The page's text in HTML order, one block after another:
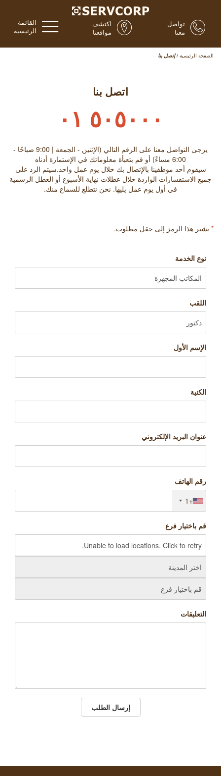
القائمة
الرئيسية
اكتشف
مواقعنا
تواصل
معنا
الصفحة الرئيسية / إتصل بنا
اتصل بنا
٥٠٥٠٠٠ ٠١
يرجى التواصل معنا على الرقم التالي (الإثنين - الجمعة | 9:00 صباحًا -
6:00 مساءً) أو قم بتعبأة معلوماتك في الإستمارة أدناه
سيقوم أحد موظفينا بالإتصال بك خلال يوم عمل واحد.سيتم الرد على
جميع الاستفسارات الواردة خلال عطلات نهاية الأسبوع أو العطل الرسمية
في أول يوم عمل يليها. نحن نتطلع للسماع منك.
* يشير هذا الرمز إلى حقل مطلوب.
نوع الخدمة
اللقب
الإسم الأول
الكنية
عنوان البريد الإلكتروني
رقم الهاتف
+1
قم باختيار فرع
التعليقات
إرسال الطلب